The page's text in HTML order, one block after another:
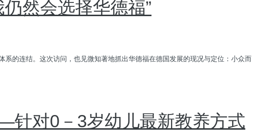
然会选择华德福”
的连结。这次访问，也见微知著地抓出华德福在德国发展的现况与定位：小众而
针对0－3岁幼儿最新教养方式